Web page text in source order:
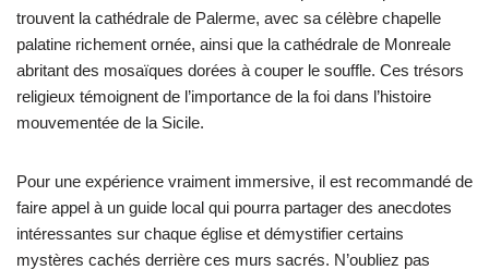
trouvent la cathédrale de Palerme, avec sa célèbre chapelle
palatine richement ornée, ainsi que la cathédrale de Monreale
abritant des mosaïques dorées à couper le souffle. Ces trésors
religieux témoignent de l’importance de la foi dans l’histoire
mouvementée de la Sicile.
Pour une expérience vraiment immersive, il est recommandé de
faire appel à un guide local qui pourra partager des anecdotes
intéressantes sur chaque église et démystifier certains
mystères cachés derrière ces murs sacrés. N’oubliez pas